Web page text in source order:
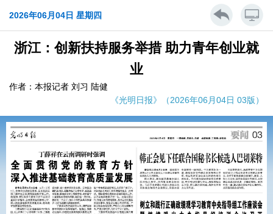
2026年06月04日 星期四
浙江：创新扶持服务举措 助力青年创业就
业
作者：本报记者 刘习 陆健
《光明日报》（2026年06月04日 03版）